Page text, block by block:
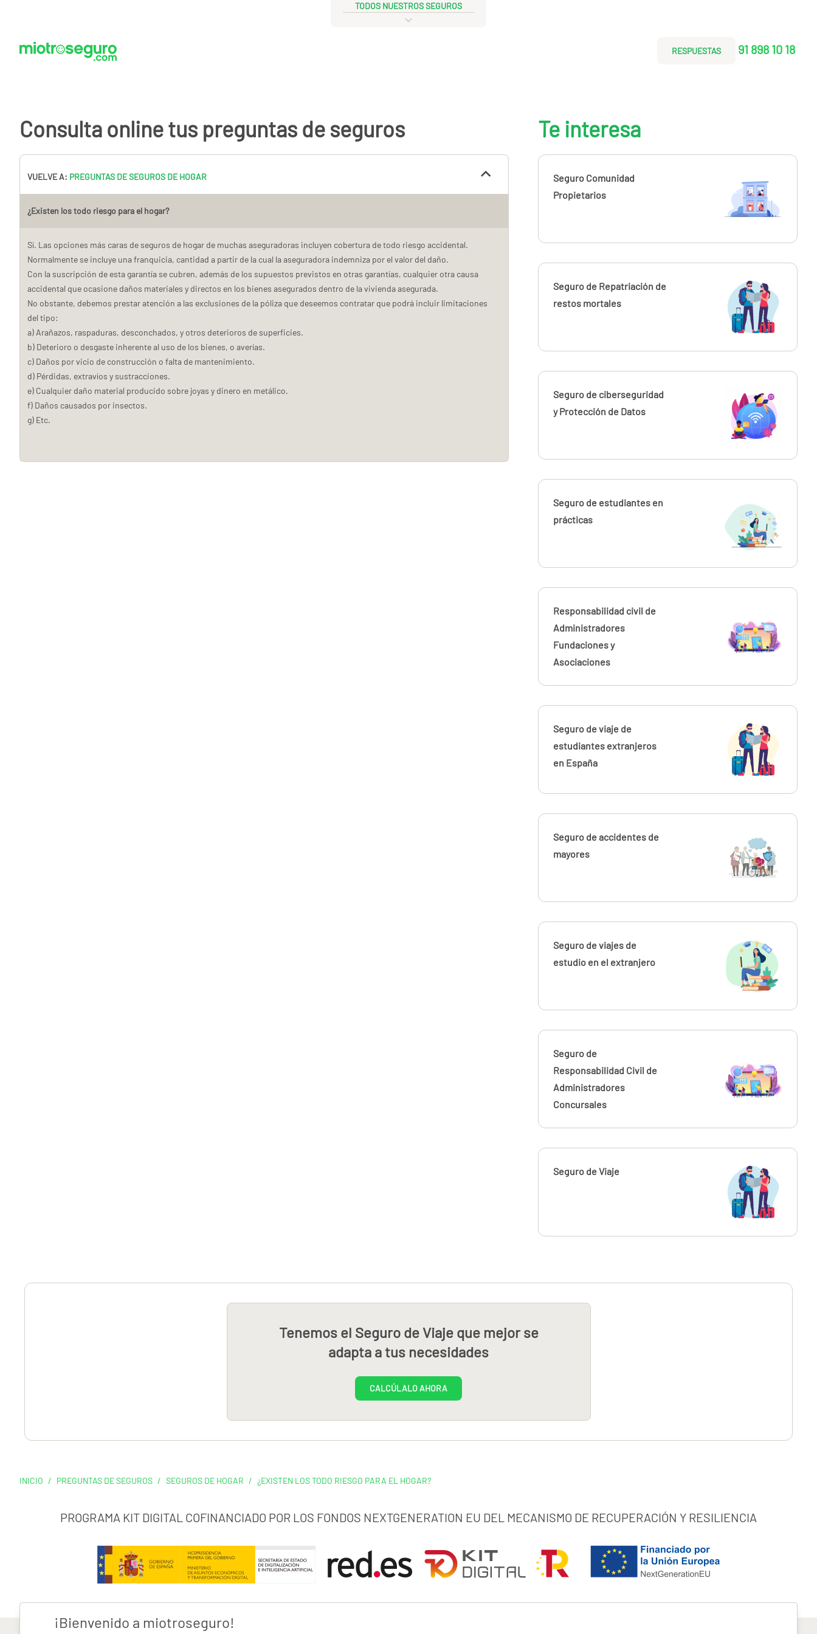
TODOS NUESTROS SEGUROS
RESPUESTAS 91 898 10 18
Consulta online tus preguntas de seguros
VUELVE A: PREGUNTAS DE SEGUROS DE HOGAR
¿Existen los todo riesgo para el hogar?
Sí. Las opciones más caras de seguros de hogar de muchas aseguradoras incluyen cobertura de todo riesgo accidental.
Normalmente se incluye una franquicia, cantidad a partir de la cual la aseguradora indemniza por el valor del daño.
Con la suscripción de esta garantía se cubren, además de los supuestos previstos en otras garantías, cualquier otra causa
accidental que ocasione daños materiales y directos en los bienes asegurados dentro de la vivienda asegurada.
No obstante, debemos prestar atención a las exclusiones de la póliza que deseemos contratar que podrá incluir limitaciones
del tipo:
a) Arañazos, raspaduras, desconchados, y otros deterioros de superficies.
b) Deterioro o desgaste inherente al uso de los bienes, o averías.
c) Daños por vicio de construcción o falta de mantenimiento.
d) Pérdidas, extravíos y sustracciones.
e) Cualquier daño material producido sobre joyas y dinero en metálico.
f) Daños causados por insectos.
g) Etc.
Te interesa
Seguro Comunidad
Propietarios
Seguro de Repatriación de
restos mortales
Seguro de ciberseguridad
y Protección de Datos
Seguro de estudiantes en
prácticas
Responsabilidad civil de
Administradores
Fundaciones y
Asociaciones
Seguro de viaje de
estudiantes extranjeros
en España
Seguro de accidentes de
mayores
Seguro de viajes de
estudio en el extranjero
Seguro de
Responsabilidad Civil de
Administradores
Concursales
Seguro de Viaje
Tenemos el Seguro de Viaje que mejor se
adapta a tus necesidades
CALCÚLALO AHORA
INICIO / PREGUNTAS DE SEGUROS / SEGUROS DE HOGAR / ¿EXISTEN LOS TODO RIESGO PARA EL HOGAR?
PROGRAMA KIT DIGITAL COFINANCIADO POR LOS FONDOS NEXTGENERATION EU DEL MECANISMO DE RECUPERACIÓN Y RESILIENCIA
¡Bienvenido a miotroseguro!